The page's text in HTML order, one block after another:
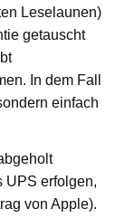
Leselaunen)
getauscht
In dem Fall
einfach
UPS erfolgen,
von Apple).